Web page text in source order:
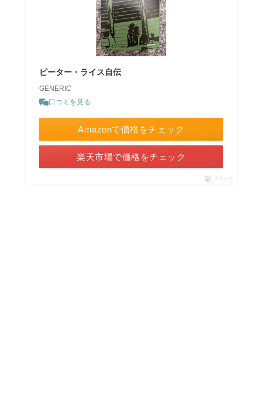
ピーター・ライス自伝
GENERIC
口コミを見る
Amazonで価格をチェック
楽天市場で価格をチェック
ポチップ